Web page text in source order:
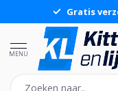
Gratis
MENU